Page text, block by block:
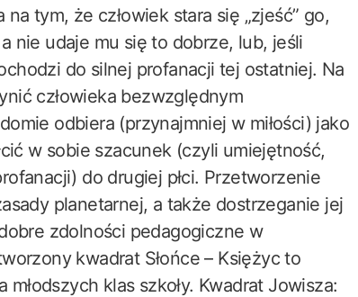
tym, że człowiek stara się „zjeść” go,
nie udaje mu się to dobrze, lub, jeśli
do silnej profanacji tej ostatniej. Na
człowieka bezwzględnym
odbiera (przynajmniej w miłości) jako
w sobie szacunek (czyli umiejętność,
do drugiej płci. Przetworzenie
planetarnej, a także dostrzeganie jej
zdolności pedagogiczne w
kwadrat Słońce – Księżyc to
klas szkoły. Kwadrat Jowisza: